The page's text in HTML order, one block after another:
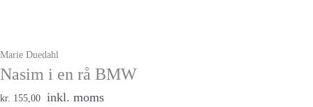
Marie Duedahl
Nasim i en rå BMW
kr. 155,00 inkl. moms